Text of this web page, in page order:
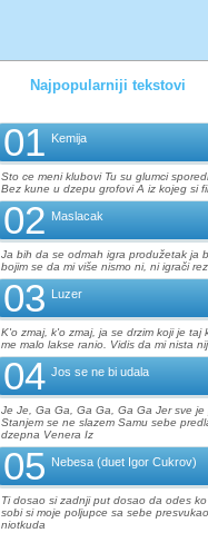
Najpopularniji tekstovi
01 Kemija
Sto ce meni klubovi Tu su glumci
Bez kune u dzepu grofovi A iz kojeg si
02 Maslacak
Ja bih da se odmah igra produžetak ja
bojim se da mi više nismo ni, ni igrači
03 Luzer
K'o zmaj, k'o zmaj, ja se drzim koji je taj
me malo lakse ranio. Vidis da mi nista
04 Jos se ne bi udala
Je Je, Ga Ga, Ga Ga, Ga Ga Jer sve
Stanjem se ne slazem Samu sebe
dzepna Venera Iz
05 Nebesa (duet Igor Cukrov)
Ti dosao si zadnji put dosao da odes
sobi si moje poljupce sa sebe
niotkuda